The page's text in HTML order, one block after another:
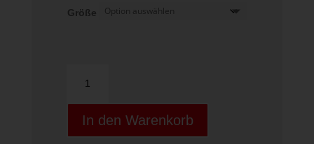
Größe
TOUR
WILSON
BACKPACK
In den Warenkorb